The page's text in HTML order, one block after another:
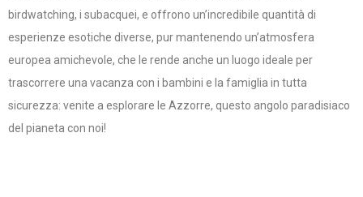
birdwatching, i subacquei, e offrono un’incredibile quantità di
esperienze esotiche diverse, pur mantenendo un’atmosfera
europea amichevole, che le rende anche un luogo ideale per
trascorrere una vacanza con i bambini e la famiglia in tutta
sicurezza: venite a esplorare le Azzorre, questo angolo paradisiaco
del pianeta con noi!